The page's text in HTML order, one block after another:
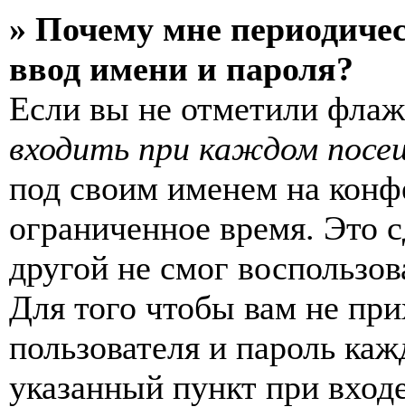
» Почему мне
ввод имени и пароля?
Если вы не отметили
входить при каждом
под своим именем на
ограниченное время. Это
другой не смог
Для того чтобы вам не
пользователя и пароль
указанный пункт при